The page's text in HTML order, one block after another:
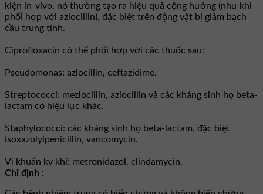
kiện in-vivo, nó thường tạo ra hiệu quả cộng hưởng (như khi
phối hợp với azlocillin), đặc biệt trên động vật bị giảm bạch
cầu trung tính.
Ciprofloxacin có thể phối hợp với các thuốc sau:
Pseudomonas: azlocillin, ceftazidime.
Streptococci: mezlocillin, azlocillin và các kháng sinh họ beta-
lactam có hiệu lực khác.
Staphylococci: các kháng sinh họ beta-lactam, đặc biệt
isoxazolylpenicillin, vancomycin.
Vi khuẩn kỵ khí: metronidazol, clindamycin.
Chỉ định :